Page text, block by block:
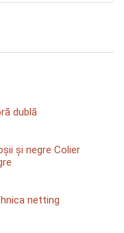
dublă
Colier
netting